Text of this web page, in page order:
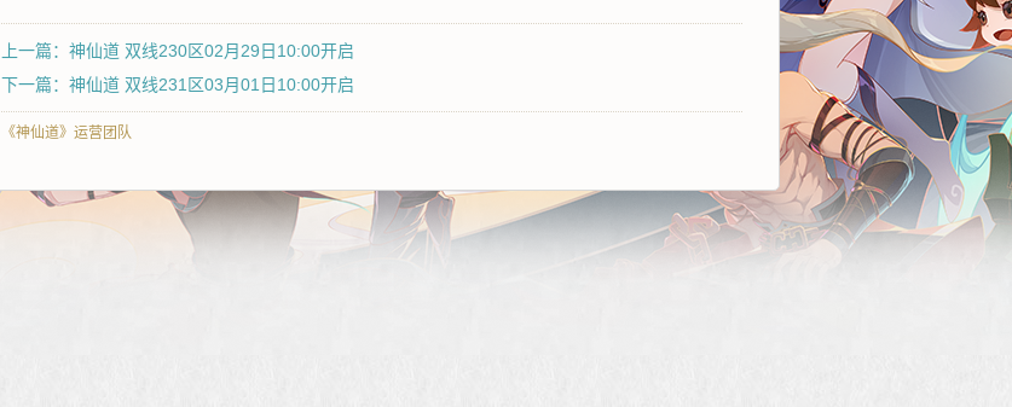
上一篇：神仙道 双线230区02月29日10:00开启
下一篇：神仙道 双线231区03月01日10:00开启
《神仙道》运营团队